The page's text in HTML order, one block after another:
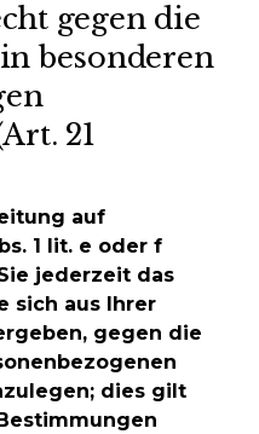
gegen die
besonderen
21
auf
1 lit. e oder f
jederzeit das
sich aus Ihrer
gegen die
dies gilt